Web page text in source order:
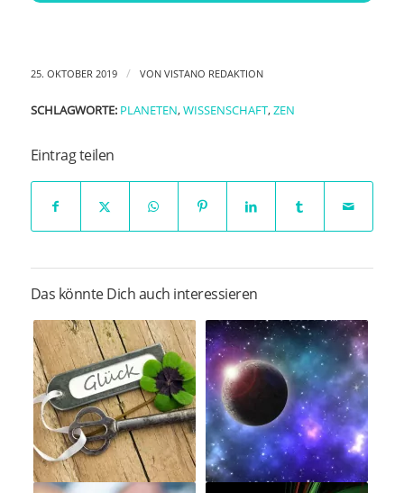
25. OKTOBER 2019 / VON VISTANO REDAKTION
SCHLAGWORTE: PLANETEN,WISSENSCHAFT,ZEN
Eintrag teilen
Das könnte Dich auch interessieren